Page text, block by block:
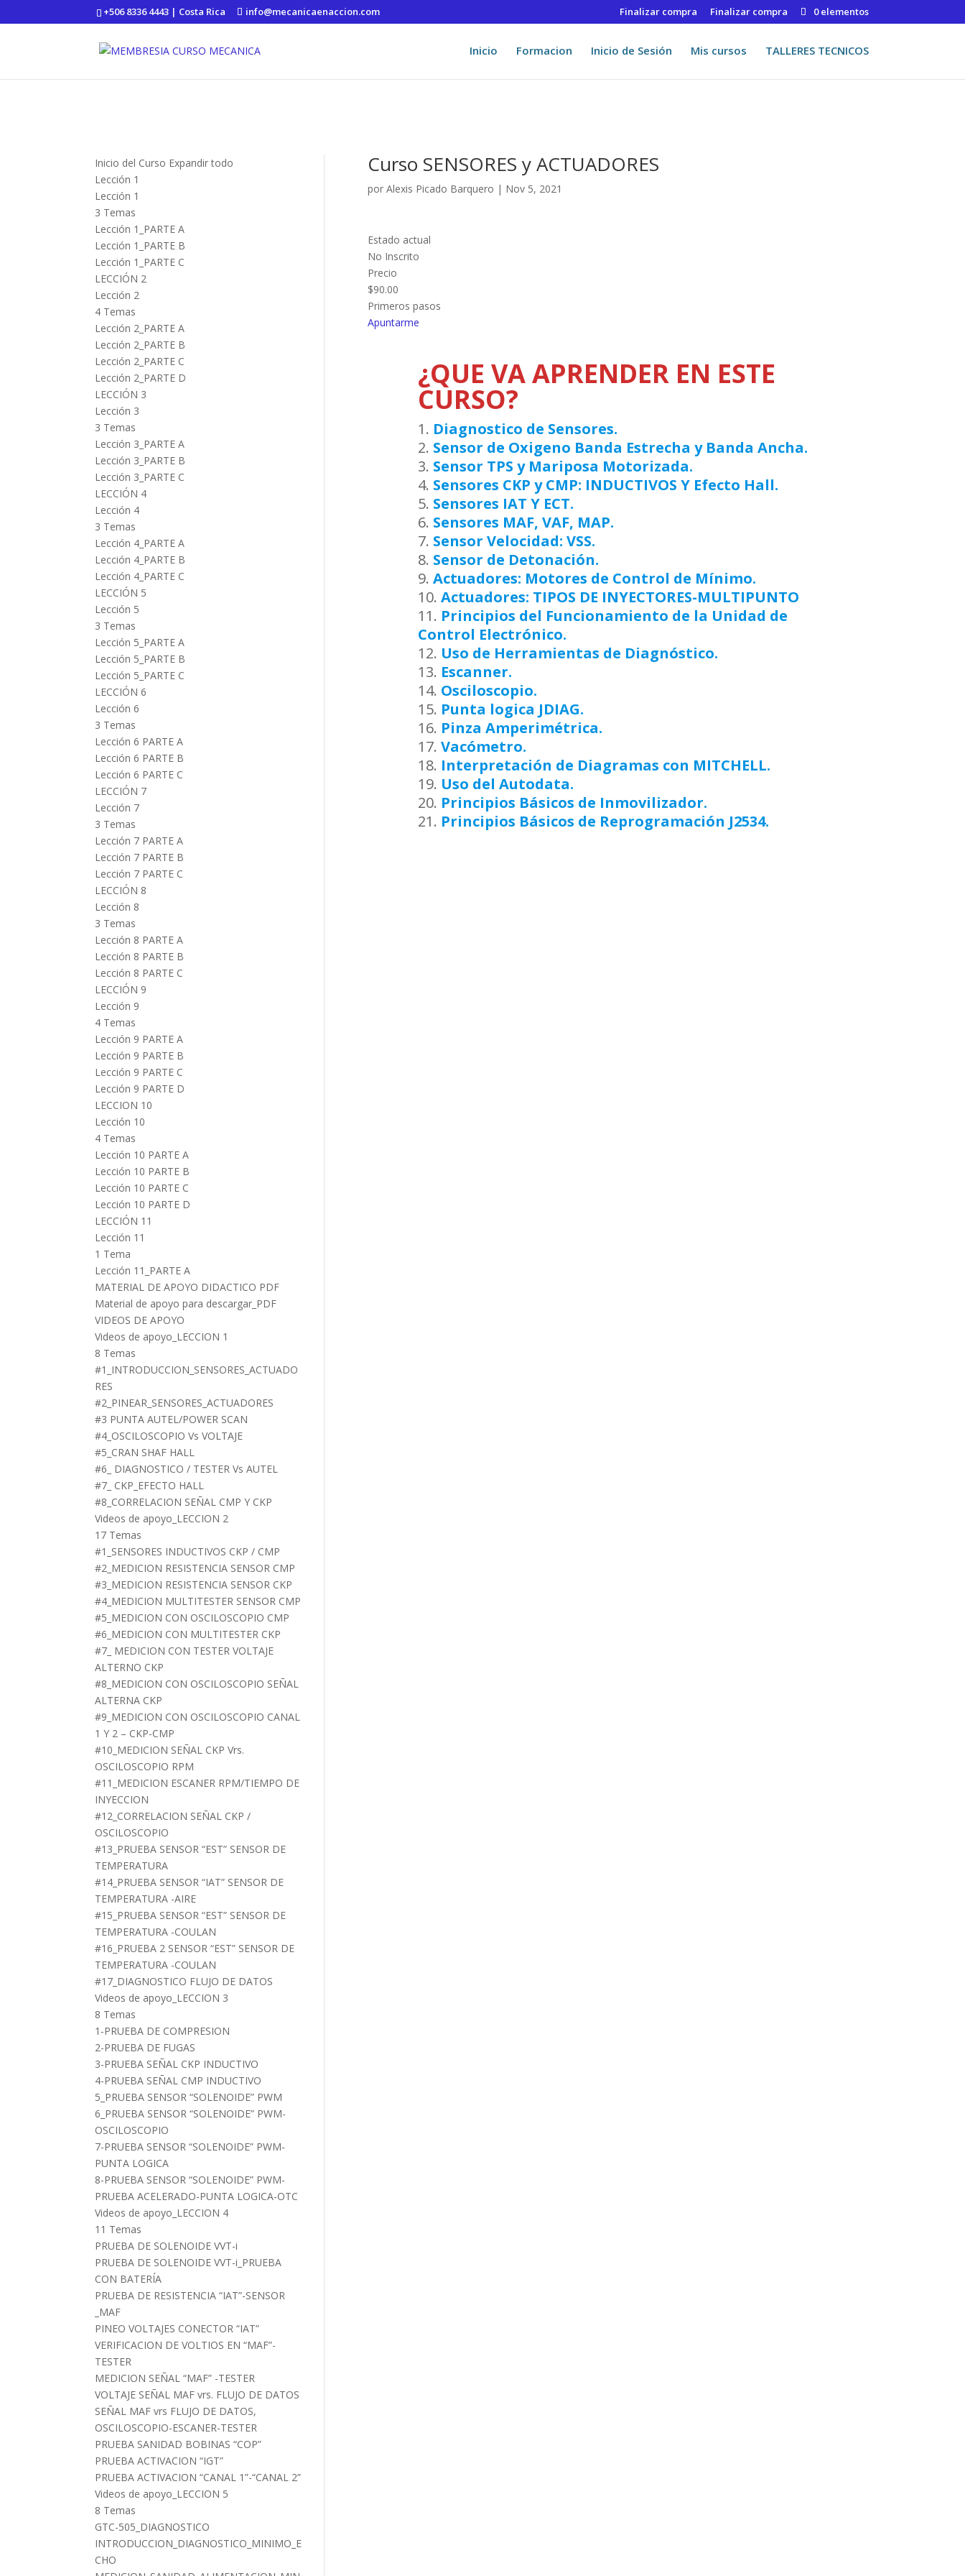
https://mecanicaenaccion.com/+506 8336 4443 | Costa Rica info@mecanicaenaccion.com Finalizar compra Finalizar compra 0 elementos
Inicio Formacion Inicio de Sesión Mis cursos TALLERES TECNICOS
Inicio del Curso Expandir todo
Lección 1
Lección 1
3 Temas
Lección 1_PARTE A
Lección 1_PARTE B
Lección 1_PARTE C
LECCIÓN 2
Lección 2
4 Temas
Lección 2_PARTE A
Lección 2_PARTE B
Lección 2_PARTE C
Lección 2_PARTE D
LECCIÓN 3
Lección 3
3 Temas
Lección 3_PARTE A
Lección 3_PARTE B
Lección 3_PARTE C
LECCIÓN 4
Lección 4
3 Temas
Lección 4_PARTE A
Lección 4_PARTE B
Lección 4_PARTE C
LECCIÓN 5
Lección 5
3 Temas
Lección 5_PARTE A
Lección 5_PARTE B
Lección 5_PARTE C
LECCIÓN 6
Lección 6
3 Temas
Lección 6 PARTE A
Lección 6 PARTE B
Lección 6 PARTE C
LECCIÓN 7
Lección 7
3 Temas
Lección 7 PARTE A
Lección 7 PARTE B
Lección 7 PARTE C
LECCIÓN 8
Lección 8
3 Temas
Lección 8 PARTE A
Lección 8 PARTE B
Lección 8 PARTE C
LECCIÓN 9
Lección 9
4 Temas
Lección 9 PARTE A
Lección 9 PARTE B
Lección 9 PARTE C
Lección 9 PARTE D
LECCION 10
Lección 10
4 Temas
Lección 10 PARTE A
Lección 10 PARTE B
Lección 10 PARTE C
Lección 10 PARTE D
LECCIÓN 11
Lección 11
1 Tema
Lección 11_PARTE A
MATERIAL DE APOYO DIDACTICO PDF
Material de apoyo para descargar_PDF
VIDEOS DE APOYO
Videos de apoyo_LECCION 1
8 Temas
#1_INTRODUCCION_SENSORES_ACTUADO
RES
#2_PINEAR_SENSORES_ACTUADORES
#3 PUNTA AUTEL/POWER SCAN
#4_OSCILOSCOPIO Vs VOLTAJE
#5_CRAN SHAF HALL
#6_ DIAGNOSTICO / TESTER Vs AUTEL
#7_ CKP_EFECTO HALL
#8_CORRELACION SEÑAL CMP Y CKP
Videos de apoyo_LECCION 2
17 Temas
#1_SENSORES INDUCTIVOS CKP / CMP
#2_MEDICION RESISTENCIA SENSOR CMP
#3_MEDICION RESISTENCIA SENSOR CKP
#4_MEDICION MULTITESTER SENSOR CMP
#5_MEDICION CON OSCILOSCOPIO CMP
#6_MEDICION CON MULTITESTER CKP
#7_ MEDICION CON TESTER VOLTAJE
ALTERNO CKP
#8_MEDICION CON OSCILOSCOPIO SEÑAL
ALTERNA CKP
#9_MEDICION CON OSCILOSCOPIO CANAL
1 Y 2 – CKP-CMP
#10_MEDICION SEÑAL CKP Vrs.
OSCILOSCOPIO RPM
#11_MEDICION ESCANER RPM/TIEMPO DE
INYECCION
#12_CORRELACION SEÑAL CKP /
OSCILOSCOPIO
#13_PRUEBA SENSOR “EST” SENSOR DE
TEMPERATURA
#14_PRUEBA SENSOR “IAT” SENSOR DE
TEMPERATURA -AIRE
#15_PRUEBA SENSOR “EST” SENSOR DE
TEMPERATURA -COULAN
#16_PRUEBA 2 SENSOR “EST” SENSOR DE
TEMPERATURA -COULAN
#17_DIAGNOSTICO FLUJO DE DATOS
Videos de apoyo_LECCION 3
8 Temas
1-PRUEBA DE COMPRESION
2-PRUEBA DE FUGAS
3-PRUEBA SEÑAL CKP INDUCTIVO
4-PRUEBA SEÑAL CMP INDUCTIVO
5_PRUEBA SENSOR “SOLENOIDE” PWM
6_PRUEBA SENSOR “SOLENOIDE” PWM-
OSCILOSCOPIO
7-PRUEBA SENSOR “SOLENOIDE” PWM-
PUNTA LOGICA
8-PRUEBA SENSOR “SOLENOIDE” PWM-
PRUEBA ACELERADO-PUNTA LOGICA-OTC
Videos de apoyo_LECCION 4
11 Temas
PRUEBA DE SOLENOIDE VVT-i
PRUEBA DE SOLENOIDE VVT-i_PRUEBA
CON BATERÍA
PRUEBA DE RESISTENCIA “IAT”-SENSOR
_MAF
PINEO VOLTAJES CONECTOR “IAT”
VERIFICACION DE VOLTIOS EN “MAF”-
TESTER
MEDICION SEÑAL “MAF” -TESTER
VOLTAJE SEÑAL MAF vrs. FLUJO DE DATOS
SEÑAL MAF vrs FLUJO DE DATOS,
OSCILOSCOPIO-ESCANER-TESTER
PRUEBA SANIDAD BOBINAS “COP”
PRUEBA ACTIVACION “IGT”
PRUEBA ACTIVACION “CANAL 1”-“CANAL 2”
Videos de apoyo_LECCION 5
8 Temas
GTC-505_DIAGNOSTICO
INTRODUCCION_DIAGNOSTICO_MINIMO_E
CHO
Curso SENSORES y ACTUADORES
por Alexis Picado Barquero | Nov 5, 2021
Estado actual
No Inscrito
Precio
$90.00
Primeros pasos
Apuntarme
¿QUE VA APRENDER EN ESTE
CURSO?
Diagnostico de Sensores.
Sensor de Oxigeno Banda Estrecha y Banda Ancha.
Sensor TPS y Mariposa Motorizada.
Sensores CKP y CMP: INDUCTIVOS Y Efecto Hall.
Sensores IAT Y ECT.
Sensores MAF, VAF, MAP.
Sensor Velocidad: VSS.
Sensor de Detonación.
Actuadores: Motores de Control de Mínimo.
Actuadores: TIPOS DE INYECTORES-MULTIPUNTO
Principios del Funcionamiento de la Unidad de
Control Electrónico.
Uso de Herramientas de Diagnóstico.
Escanner.
Osciloscopio.
Punta logica JDIAG.
Pinza Amperimétrica.
Vacómetro.
Interpretación de Diagramas con MITCHELL.
Uso del Autodata.
Principios Básicos de Inmovilizador.
Principios Básicos de Reprogramación J2534.